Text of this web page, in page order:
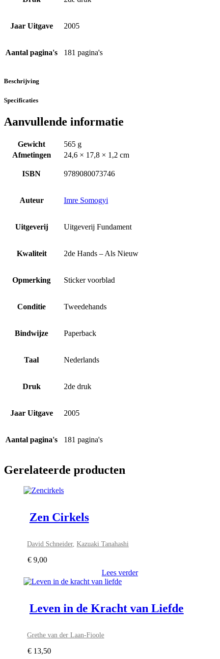
Jaar Uitgave 2005
Aantal pagina's 181 pagina's
Beschrijving
Specificaties
Aanvullende informatie
Gewicht
565 g
Afmetingen
24,6 × 17,8 × 1,2 cm
ISBN 9789080073746
Auteur Imre Somogyi
Uitgeverij Uitgeverij Fundament
Kwaliteit 2de Hands – Als Nieuw
Opmerking Sticker voorblad
Conditie Tweedehands
Bindwijze Paperback
Taal Nederlands
Druk 2de druk
Jaar Uitgave 2005
Aantal pagina's 181 pagina's
Gerelateerde producten
Zen Cirkels
David Schneider,Kazuaki Tanahashi
€ 9,00
Lees verder
Leven in de Kracht van Liefde
Grethe van der Laan-Fioole
€ 13,50